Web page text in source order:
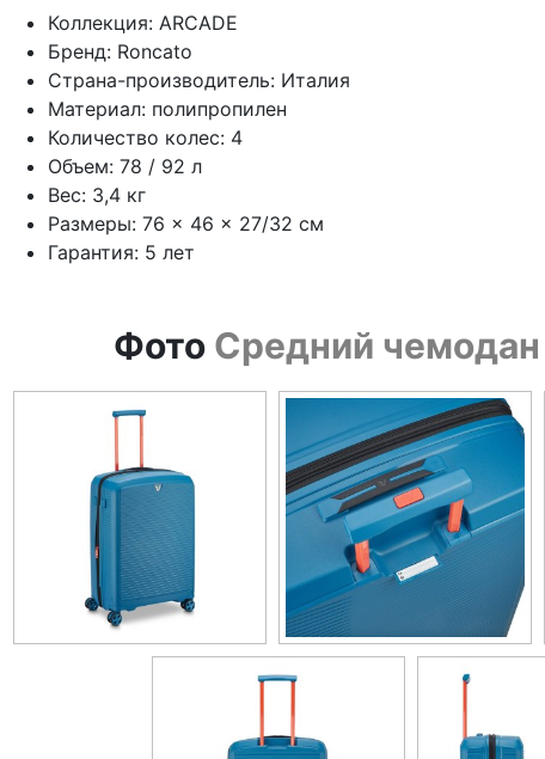
Коллекция: ARCADE
Бренд: Roncato
Страна-производитель: Италия
Материал: полипропилен
Количество колес: 4
Объем: 78 / 92 л
Вес: 3,4 кг
Размеры: 76 × 46 × 27/32 см
Гарантия: 5 лет
Фото Средний чемодан